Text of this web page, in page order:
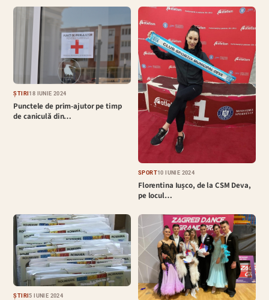
ȘTIRI18 IUNIE 2024
Punctele de prim-ajutor pe timp
de caniculă din…
SPORT10 IUNIE 2024
Florentina Iușco, de la CSM Deva,
pe locul…
ȘTIRI5 IUNIE 2024